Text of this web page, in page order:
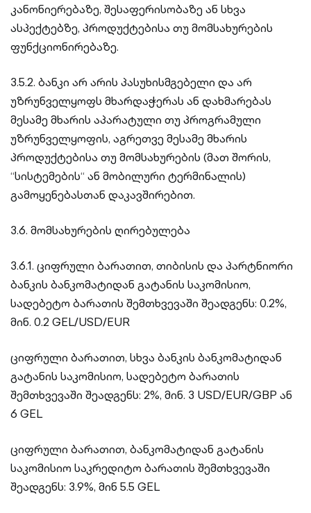
კანონიერებაზე, შესაფერისობაზე ან სხვა
ასპექტებზე, პროდუქტებისა თუ მომსახურების
ფუნქციონირებაზე.
3.5.2. ბანკი არ არის პასუხისმგებელი და არ
უზრუნველყოფს მხარდაჭერას ან დახმარებას
მესამე მხარის აპარატული თუ პროგრამული
უზრუნველყოფის, აგრეთვე მესამე მხარის
პროდუქტებისა თუ მომსახურების (მათ შორის,
“სისტემების“ ან მობილური ტერმინალის)
გამოყენებასთან დაკავშირებით.
3.6. მომსახურების ღირებულება
3.6.1. ციფრული ბარათით, თიბისის და პარტნიორი
ბანკის ბანკომატიდან გატანის საკომისიო,
სადებეტო ბარათის შემთხვევაში შეადგენს: 0.2%,
მინ. 0.2 GEL/USD/EUR
ციფრული ბარათით, სხვა ბანკის ბანკომატიდან
გატანის საკომისიო, სადებეტო ბარათის
შემთხვევაში შეადგენს: 2%, მინ. 3 USD/EUR/GBP ან
6 GEL
ციფრული ბარათით, ბანკომატიდან გატანის
საკომისიო საკრედიტო ბარათის შემთხვევაში
შეადგენს: 3.9%, მინ 5.5 GEL